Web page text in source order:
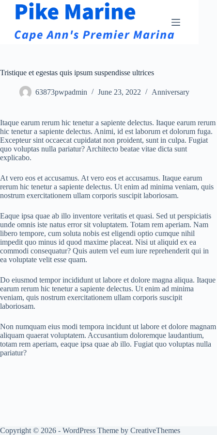
content
Tristique et egestas quis ipsum suspendisse ultrices
63873pwpadmin June 23, 2022 Anniversary
Itaque earum rerum hic tenetur a sapiente delectus. Itaque earum rerum
hic tenetur a sapiente delectus. Animi, id est laborum et dolorum fuga.
Excepteur sint occaecat cupidatat non proident, sunt in culpa. Fugiat
quo voluptas nulla pariatur? Architecto beatae vitae dicta sunt
explicabo.
At vero eos et accusamus. At vero eos et accusamus. Itaque earum
rerum hic tenetur a sapiente delectus. Ut enim ad minima veniam, quis
nostrum exercitationem ullam corporis suscipit laboriosam.
Eaque ipsa quae ab illo inventore veritatis et quasi. Sed ut perspiciatis
unde omnis iste natus error sit voluptatem. Totam rem aperiam. Nam
libero tempore, cum soluta nobis est eligendi optio cumque nihil
impedit quo minus id quod maxime placeat. Nisi ut aliquid ex ea
commodi consequatur? Quis autem vel eum iure reprehenderit qui in
ea voluptate velit esse quam.
Do eiusmod tempor incididunt ut labore et dolore magna aliqua. Itaque
earum rerum hic tenetur a sapiente delectus. Ut enim ad minima
veniam, quis nostrum exercitationem ullam corporis suscipit
laboriosam.
Non numquam eius modi tempora incidunt ut labore et dolore magnam
aliquam quaerat voluptatem. Accusantium doloremque laudantium,
totam rem aperiam, eaque ipsa quae ab illo. Fugiat quo voluptas nulla
pariatur?
Copyright © 2026 - WordPress Theme by CreativeThemes